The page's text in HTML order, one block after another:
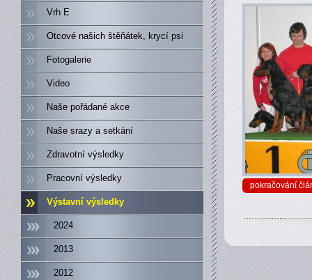
Vrh E
Otcové našich štěňátek, krycí psi
Fotogalerie
Video
Naše pořádané akce
Naše srazy a setkání
Zdravotní výsledky
Pracovní výsledky
Výstavní výsledky
2024
2013
2012
pokračování